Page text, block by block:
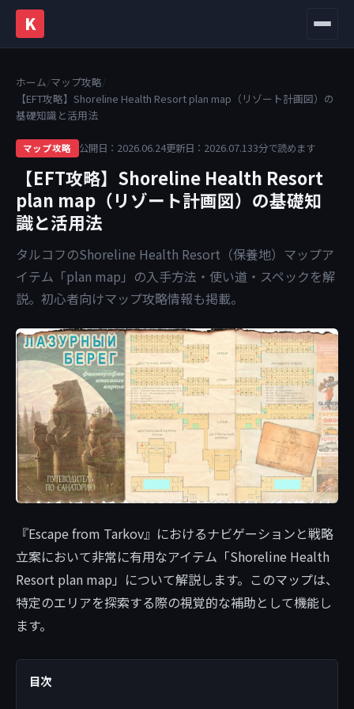
K メニュ
ホーム/マップ攻略/
【EFT攻略】Shoreline Health Resort plan map（リゾート計画図）の
基礎知識と活用法
マップ攻略 公開日：2026.06.24更新日：2026.07.133分で読めます
【EFT攻略】Shoreline Health Resort
plan map（リゾート計画図）の基礎知
識と活用法
タルコフのShoreline Health Resort（保養地）マップア
イテム「plan map」の入手方法・使い道・スペックを解
説。初心者向けマップ攻略情報も掲載。
『Escape from Tarkov』におけるナビゲーションと戦略
立案において非常に有用なアイテム「Shoreline Health
Resort plan map」について解説します。このマップは、
特定のエリアを探索する際の視覚的な補助として機能し
ます。
目次